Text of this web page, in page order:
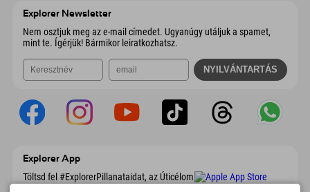
Explorer Newsletter
Nem osztjuk meg az e-mail címedet. Ugyanúgy utáljuk a spamet,
mint te. Ígérjük! Bármikor leiratkozhatsz.
Explorer App
Töltsd fel #ExplorerPillanataidat, az Úticélom